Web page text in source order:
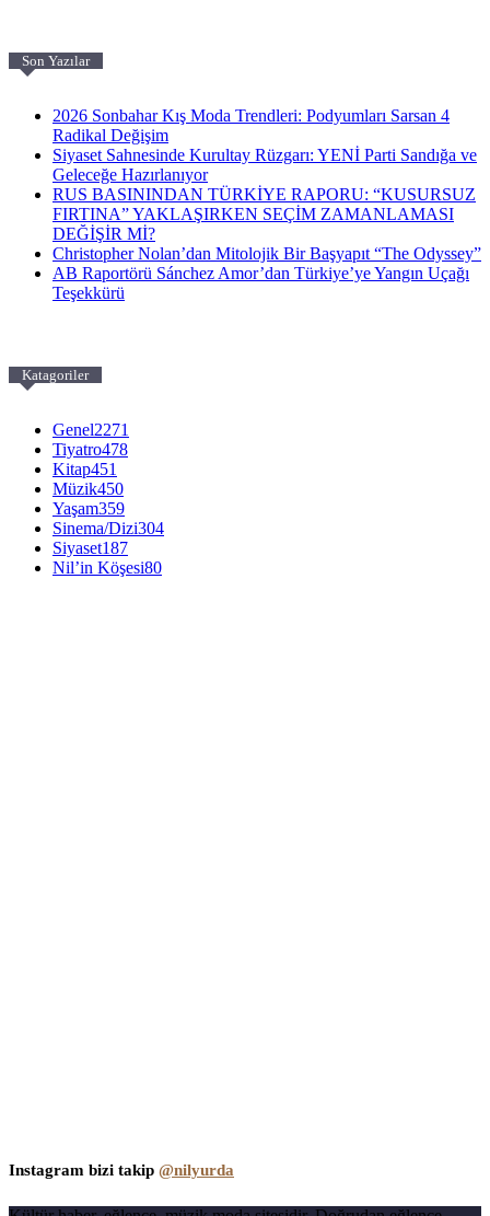
Son Yazılar
2026 Sonbahar Kış Moda Trendleri: Podyumları Sarsan 4
Radikal Değişim
Siyaset Sahnesinde Kurultay Rüzgarı: YENİ Parti Sandığa ve
Geleceğe Hazırlanıyor
RUS BASININDAN TÜRKİYE RAPORU: “KUSURSUZ
FIRTINA” YAKLAŞIRKEN SEÇİM ZAMANLAMASI
DEĞİŞİR Mİ?
Christopher Nolan’dan Mitolojik Bir Başyapıt “The Odyssey”
AB Raportörü Sánchez Amor’dan Türkiye’ye Yangın Uçağı
Teşekkürü
Katagoriler
Genel2271
Tiyatro478
Kitap451
Müzik450
Yaşam359
Sinema/Dizi304
Siyaset187
Nil’in Köşesi80
Instagram bizi takip @nilyurda